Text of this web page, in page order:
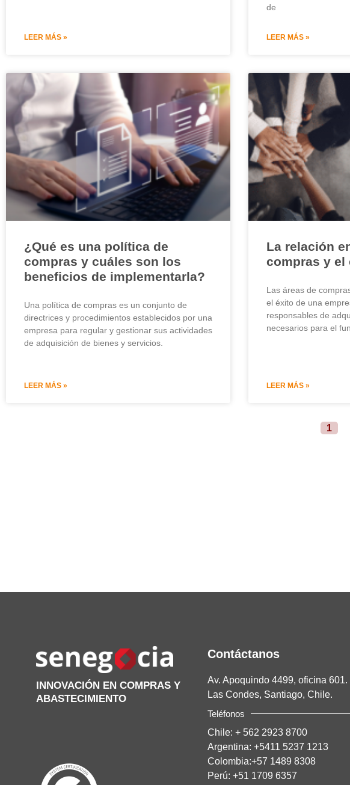
LEER MÁS »
de
LEER MÁS »
¿Qué es una política de
compras y cuáles son los
beneficios de implementarla?
Una política de compras es un conjunto de
directrices y procedimientos establecidos por una
empresa para regular y gestionar sus actividades
de adquisición de bienes y servicios.
LEER MÁS »
La relación
compras y el
Las áreas de
el éxito de una
responsables de
necesarios para el
LEER MÁS »
1
INNOVACIÓN EN COMPRAS Y
ABASTECIMIENTO
Contáctanos
Av. Apoquindo 4499, oficina 601.
Las Condes, Santiago, Chile.
Teléfonos
Chile: + 562 2923 8700
Argentina: +5411 5237 1213
Colombia:+57 1489 8308
Perú: +51 1709 6357